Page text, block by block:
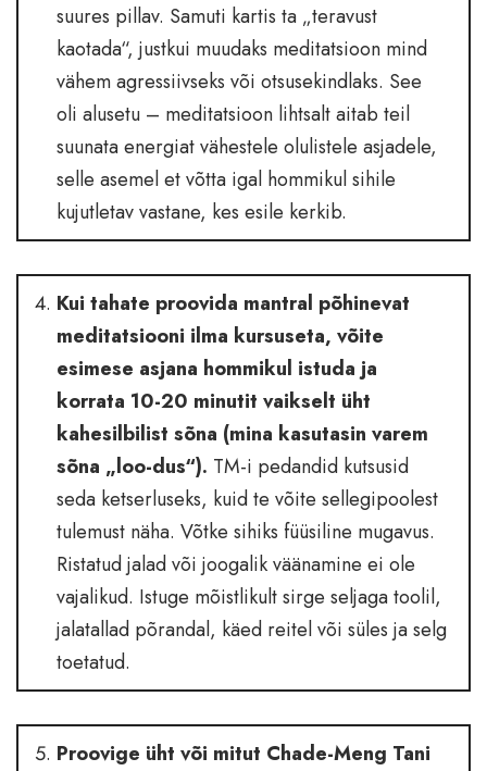
suures pillav. Samuti kartis ta „teravust
kaotada“, justkui muudaks meditatsioon mind
vähem agressiivseks või otsusekindlaks. See
oli alusetu – meditatsioon lihtsalt aitab teil
suunata energiat vähestele olulistele asjadele,
selle asemel et võtta igal hommikul sihile
kujutletav vastane, kes esile kerkib.
Kui tahate proovida mantral põhinevat
meditatsiooni ilma kursuseta, võite
esimese asjana hommikul istuda ja
korrata 10-20 minutit vaikselt üht
kahesilbilist sõna (mina kasutasin varem
sõna „loo-dus“). TM-i pedandid kutsusid
seda ketserluseks, kuid te võite sellegipoolest
tulemust näha. Võtke sihiks füüsiline mugavus.
Ristatud jalad või joogalik väänamine ei ole
vajalikud. Istuge mõistlikult sirge seljaga toolil,
jalatallad põrandal, käed reitel või süles ja selg
toetatud.
Proovige üht või mitut Chade-Meng Tani